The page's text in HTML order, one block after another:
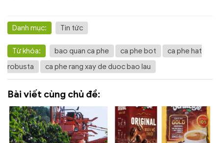
Danh mục: Tin tức
Từ khóa: bao quan ca phe ca phe bot
ca phe hat
robusta
ca phe rang xay de duoc bao lau
Bài viết cùng chủ đề: